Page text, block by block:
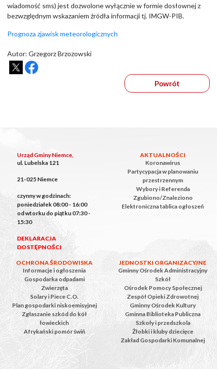
wiadomość sms) jest dozwolone wyłącznie w formie dosłownej z
bezwzględnym wskazaniem źródła informacji tj. IMGW-PIB.
Prognoza zjawisk meteorologicznych
Autor: Grzegorz Brzozowski
Powrót
Urząd Gminy Niemce,
ul. Lubelska 121
21-025 Niemce
czynny w godzinach:
poniedziałek 08:00 - 16:00
od wtorku do piątku 07:30 -
15:30
DEKLARACJA
DOSTĘPNOŚCI
AKTUALNOŚCI
Koronawirus
Partycypacja w planowaniu
przestrzennym
Wybory i Referenda
Zgubiono/Znaleziono
Elektroniczna tablica ogłoszeń
OCHRONA ŚRODOWISKA
Informacje i ogłoszenia
Gospodarka odpadami
Zwierzęta
Solary i Piece C.O.
Plan gospodarki niskoemisyjnej
Zgłaszanie szkód do kół
łowieckich
Afrykański pomór świń
JEDNOSTKI ORGANIZACYJNE
Gminny Ośrodek Administracyjny
Szkół
Ośrodek Pomocy Społecznej
Zespół Opieki Zdrowotnej
Gminny Ośrodek Kultury
Gminna Biblioteka Publiczna
Szkoły i przedszkola
Żłobki i kluby dziecięce
Zakład Gospodarki Komunalnej